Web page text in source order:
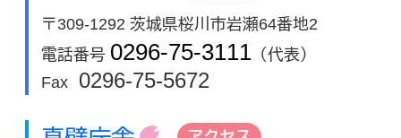
〒309-1292 茨城県桜川市岩瀬64番地2
電話番号 0296-75-3111 （代表）
Fax
0296-75-5672